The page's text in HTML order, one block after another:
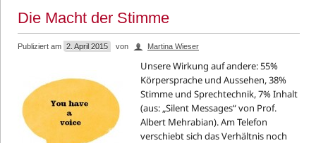
Die Macht der Stimme
Publiziert am 2. April 2015 von Martina Wieser
Unsere Wirkung auf andere: 55%
Körpersprache und Aussehen, 38%
Stimme und Sprechtechnik, 7% Inhalt
(aus: „Silent Messages“ von Prof.
Albert Mehrabian). Am Telefon
verschiebt sich das Verhältnis noch